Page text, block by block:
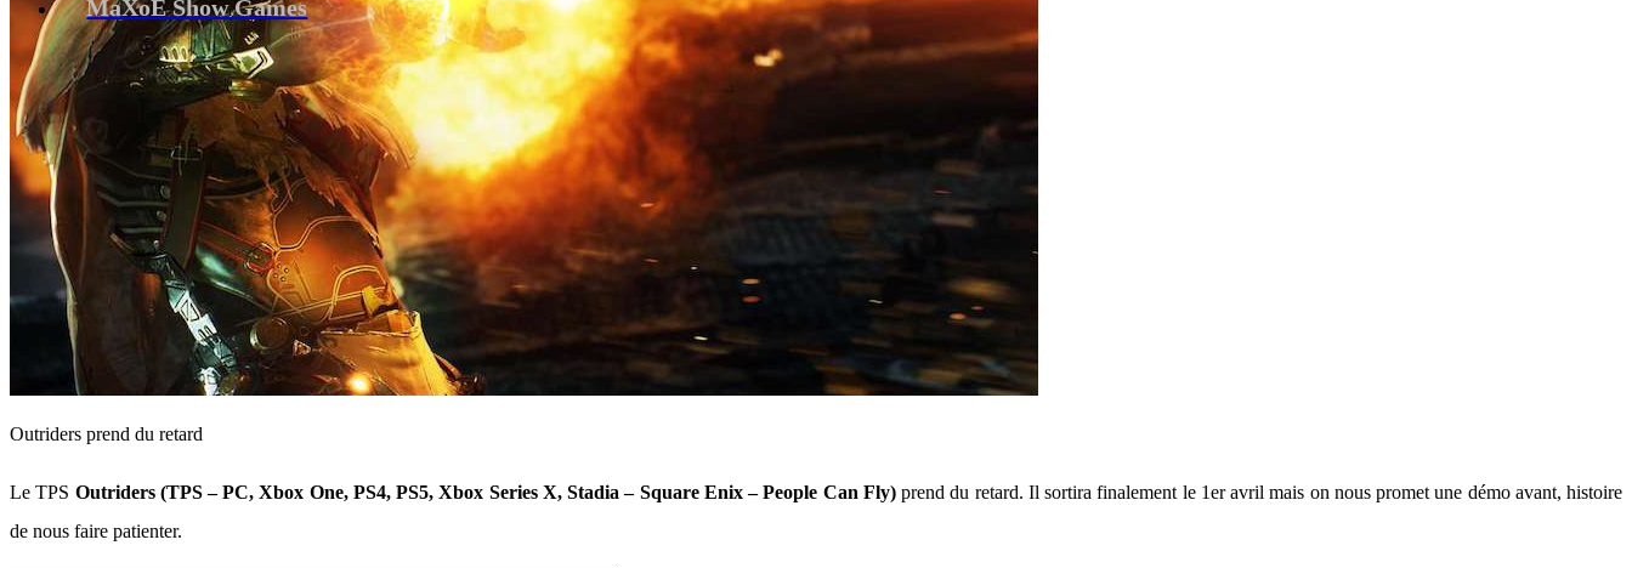
MaXoE Show Games
Outriders prend du retard
Le TPS Outriders (TPS – PC, Xbox One, PS4, PS5, Xbox Series X, Stadia – Square Enix – People Can Fly)prend du retard. Il sortira finalement le 1er avril mais on nous promet une démo avant, histoire
de nous faire patienter.